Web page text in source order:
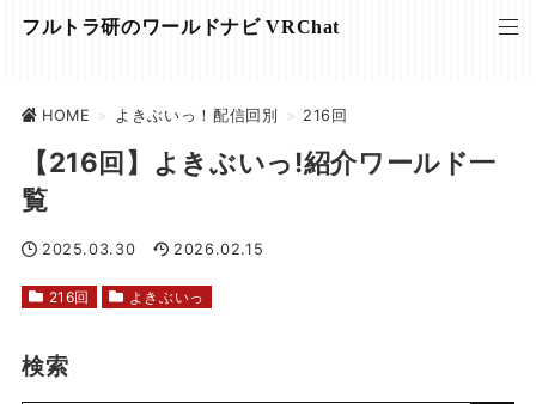
フルトラ研のワールドナビ VRChat
HOME > よきぶいっ！配信回別 > 216回
【216回】よきぶいっ!紹介ワールド一
覧
2025.03.30 2026.02.15
216回 よきぶいっ
検索